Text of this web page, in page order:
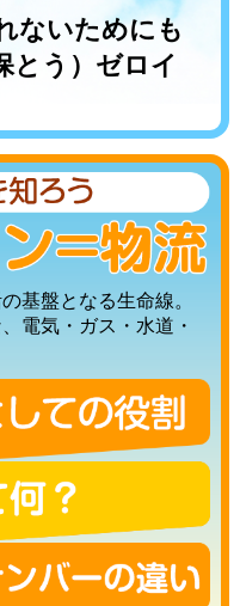
ないためにも
とう）ゼロイ
基盤となる生命線。
電気・ガス・水道・